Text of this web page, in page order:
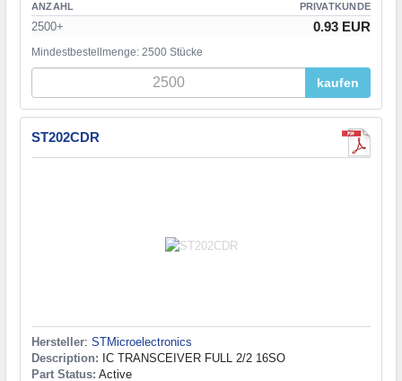
ANZAHL PRIVATKUNDE
2500+ 0.93 EUR
Mindestbestellmenge: 2500 Stücke
kaufen
ST202CDR
Hersteller: STMicroelectronics
Description: IC TRANSCEIVER FULL 2/2 16SO
Part Status: Active